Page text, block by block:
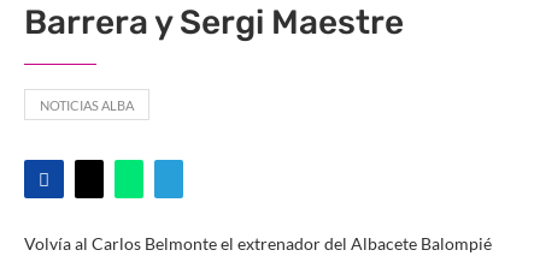
Barrera y Sergi Maestre
NOTICIAS ALBA
Volvía al Carlos Belmonte el extrenador del Albacete Balompié